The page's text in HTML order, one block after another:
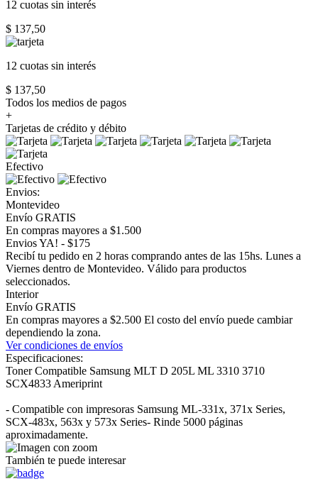
12 cuotas sin interés
$ 137,50
12 cuotas sin interés
$ 137,50
Todos los medios de pagos
+
Tarjetas de crédito y débito
Efectivo
Envios:
Montevideo
Envío GRATIS
En compras mayores a $1.500
Envios YA! - $175
Recibí tu pedido en 2 horas comprando antes de las 15hs. Lunes a
Viernes dentro de Montevideo. Válido para productos
seleccionados.
Interior
Envío GRATIS
En compras mayores a $2.500 El costo del envío puede cambiar
dependiendo la zona.
Ver condiciones de envíos
Especificaciones:
Toner Compatible Samsung MLT D 205L ML 3310 3710
SCX4833 Ameriprint
- Compatible con impresoras Samsung ML-331x, 371x Series,
SCX-483x, 563x y 573x Series- Rinde 5000 páginas
aproximadamente.
También te puede interesar